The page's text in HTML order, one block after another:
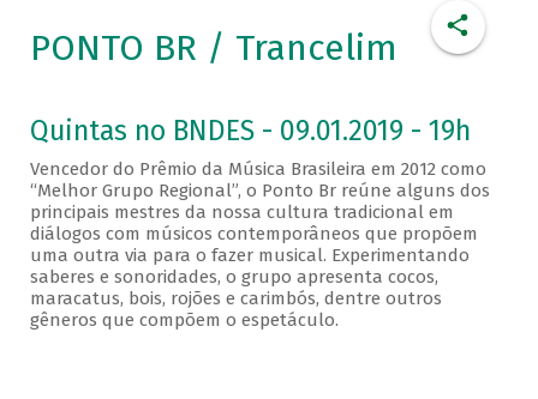
PONTO BR / Trancelim
Quintas no BNDES - 09.01.2019 - 19h
Vencedor do Prêmio da Música Brasileira em 2012 como
“Melhor Grupo Regional”, o Ponto Br reúne alguns dos
principais mestres da nossa cultura tradicional em
diálogos com músicos contemporâneos que propõem
uma outra via para o fazer musical. Experimentando
saberes e sonoridades, o grupo apresenta cocos,
maracatus, bois, rojões e carimbós, dentre outros
gêneros que compõem o espetáculo.